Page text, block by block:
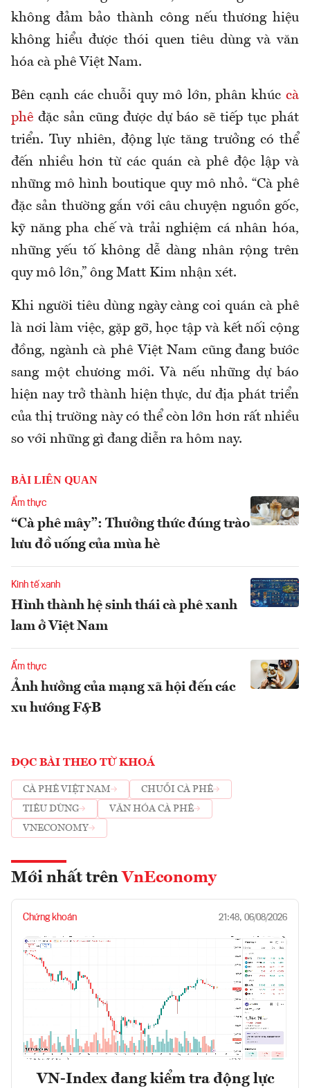
không đảm bảo thành công nếu thương hiệu
không hiểu được thói quen tiêu dùng và văn
hóa cà phê Việt Nam.
Bên cạnh các chuỗi quy mô lớn, phân khúc cà
phê đặc sản cũng được dự báo sẽ tiếp tục phát
triển. Tuy nhiên, động lực tăng trưởng có thể
đến nhiều hơn từ các quán cà phê độc lập và
những mô hình boutique quy mô nhỏ. “Cà phê
đặc sản thường gắn với câu chuyện nguồn gốc,
kỹ năng pha chế và trải nghiệm cá nhân hóa,
những yếu tố không dễ dàng nhân rộng trên
quy mô lớn,” ông Matt Kim nhận xét.
Khi người tiêu dùng ngày càng coi quán cà phê
là nơi làm việc, gặp gỡ, học tập và kết nối cộng
đồng, ngành cà phê Việt Nam cũng đang bước
sang một chương mới. Và nếu những dự báo
hiện nay trở thành hiện thực, dư địa phát triển
của thị trường này có thể còn lớn hơn rất nhiều
so với những gì đang diễn ra hôm nay.
BÀI LIÊN QUAN
Ẩm thực
“Cà phê mây”: Thưởng thức đúng trào
lưu đồ uống của mùa hè
Kinh tế xanh
Hình thành hệ sinh thái cà phê xanh
lam ở Việt Nam
Ẩm thực
Ảnh hưởng của mạng xã hội đến các
xu hướng F&B
ĐỌC BÀI THEO TỪ KHOÁ
CÀ PHÊ VIỆT NAM
CHUỖI CÀ PHÊ
TIÊU DÙNG
VĂN HÓA CÀ PHÊ
VNECONOMY
Mới nhất trên VnEconomy
Chứng khoán 21:48, 06/08/2026
VN-Index đang kiểm tra động lực